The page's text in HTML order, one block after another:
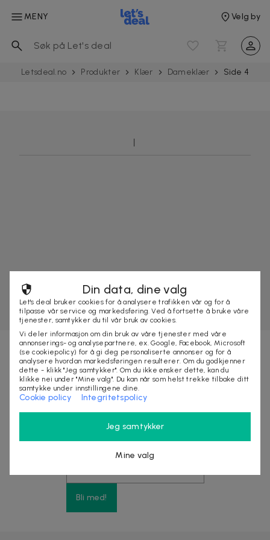
MENY Velg by
Letsdeal.no Produkter Klær Dameklær Side 4
Nyhetsbrevet fylt med fordeler
Få eksklusive rabatter, tjuvstart på store
kampanjer og opptil 10% rabatt på ditt neste kjøp
Bli med!
Din data, dine valg
Let's deal bruker cookies for å analysere trafikken vår og for å
tilpasse vår service og markedsføring. Ved å fortsette å bruke våre
tjenester, samtykker du til vår bruk av cookies.
Vi deler informasjon om din bruk av våre tjenester med våre
annonserings- og analysepartnere, ex. Google, Facebook, Microsoft
(se cookiepolicy) for å gi deg personaliserte annonser og for å
analysere hvordan markedsføringen resulterer. Om du godkjenner
dette - klikk "Jeg samtykker". Om du ikke ønsker dette, kan du
klikke nei under "Mine valg". Du kan når som helst trekke tilbake ditt
samtykke under innstillingene dine.
Cookie policy Integritetspolicy
Jeg samtykker
Mine valg